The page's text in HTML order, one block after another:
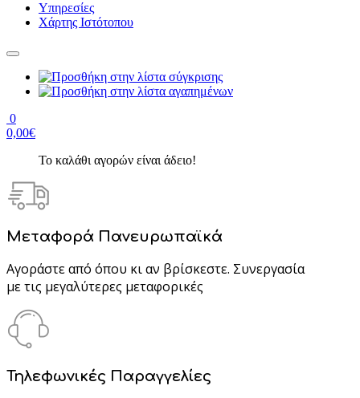
Υπηρεσίες
Χάρτης Ιστότοπου
0
0,00€
Το καλάθι αγορών είναι άδειο!
Μεταφορά Πανευρωπαϊκά
Αγοράστε από όπου κι αν βρίσκεστε. Συνεργασία
με τις μεγαλύτερες μεταφορικές
Τηλεφωνικές Παραγγελίες